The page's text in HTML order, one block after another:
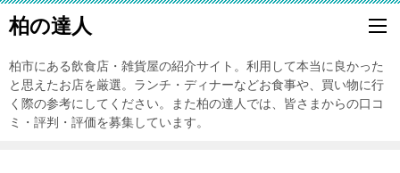
柏の達人
柏市にある飲食店・雑貨屋の紹介サイト。利用して本当に良かった
と思えたお店を厳選。ランチ・ディナーなどお食事や、買い物に行
く際の参考にしてください。また柏の達人では、皆さまからの口コ
ミ・評判・評価を募集しています。